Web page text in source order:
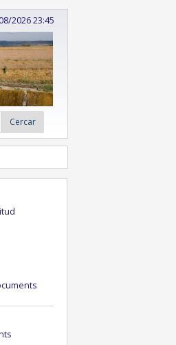
2026 23:45
Cercar